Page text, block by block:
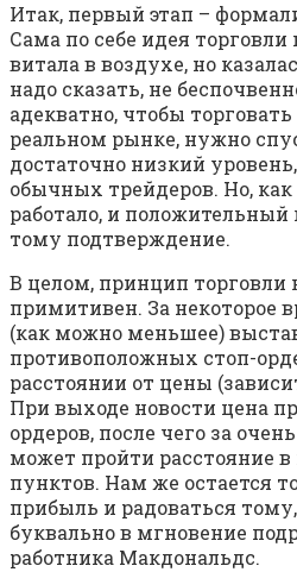
Итак, первый этап –
Сама по себе идея торговли
витала в воздухе, но
надо сказать, не
адекватно, чтобы
реальном рынке, нужно
достаточно низкий
обычных трейдеров. Но, как
работало, и положительный
тому подтверждение.
В целом, принцип торговли
примитивен. За некоторое
(как можно меньшее)
противоположных стоп-
расстоянии от цены
При выходе новости цена
ордеров, после чего за
может пройти расстояние в
пунктов. Нам же остается
прибыль и радоваться
буквально в мгновение
работника Макдональдс.